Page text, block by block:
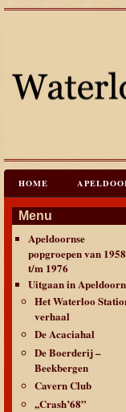
HOME
JAREN 60 FESTIVALS
CONTACT &
Menu
Apeldoornse
popgroepen van 1958
t/m 1976
Uitgaan in Apeldoorn
Het Waterloo
verhaal
De Acaciahal
De Boerderij –
Beekbergen
Cavern Club
,,Crash’68”